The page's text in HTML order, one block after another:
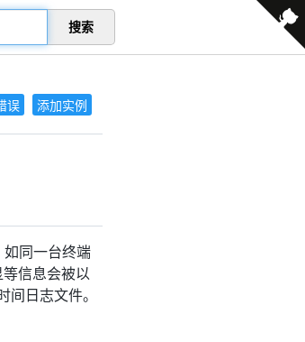
搜索
误 添加实例
同一台终端
信息会被以
日志文件。